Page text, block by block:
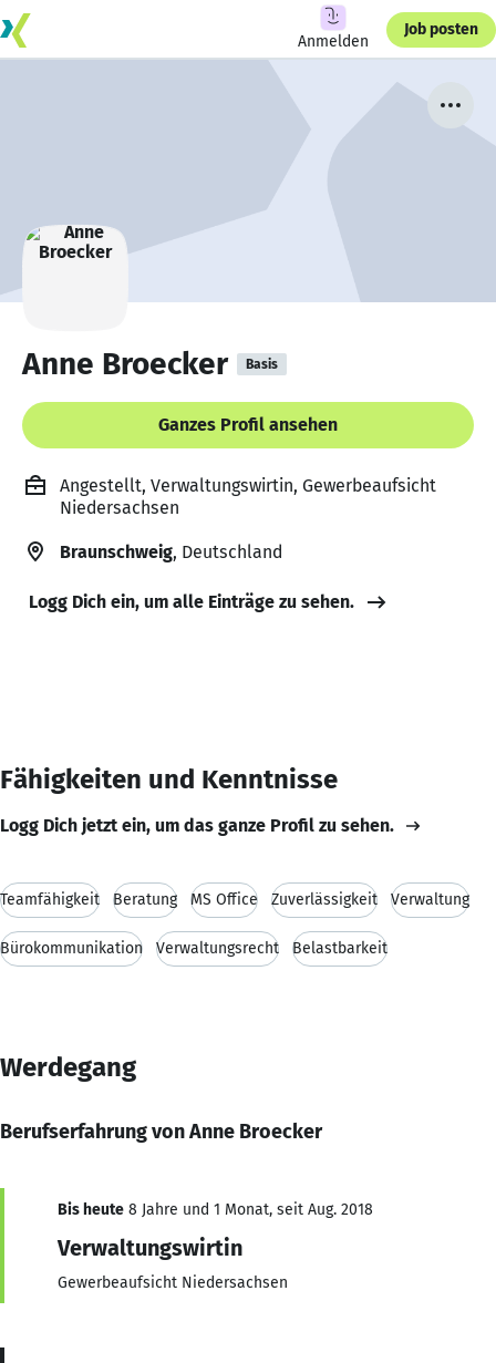
Anmelden
Job posten
Anne Broecker Basis
Ganzes Profil ansehen
Angestellt, Verwaltungswirtin, Gewerbeaufsicht
Niedersachsen
Braunschweig, Deutschland
Logg Dich ein, um alle Einträge zu sehen.
Fähigkeiten und Kenntnisse
Logg Dich jetzt ein, um das ganze Profil zu sehen.
Teamfähigkeit Beratung MS Office Zuverlässigkeit Verwaltung
Bürokommunikation Verwaltungsrecht Belastbarkeit
Werdegang
Berufserfahrung von Anne Broecker
Bis heute 8 Jahre und 1 Monat, seit Aug. 2018
Verwaltungswirtin
Gewerbeaufsicht Niedersachsen